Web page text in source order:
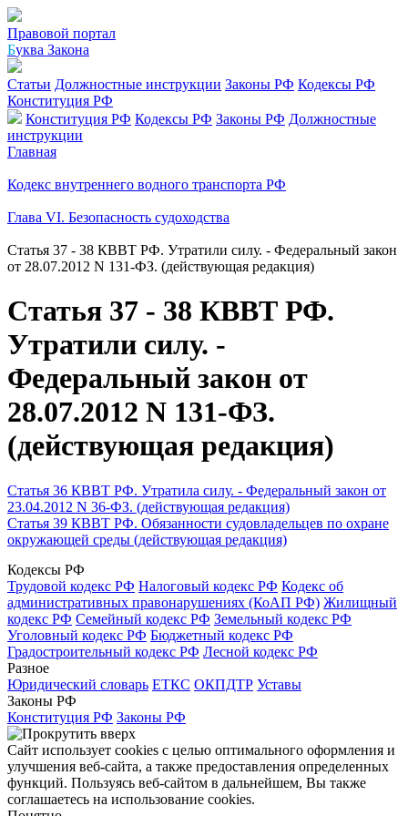
Правовой портал
Буква Закона
Статьи Должностные инструкции Законы РФ Кодексы РФ
Конституция РФ
Конституция РФ Кодексы РФ Законы РФ Должностные
инструкции
Главная
Кодекс внутреннего водного транспорта РФ
Глава VI. Безопасность судоходства
Статья 37 - 38 КВВТ РФ. Утратили силу. - Федеральный закон
от 28.07.2012 N 131-ФЗ. (действующая редакция)
Статья 37 - 38 КВВТ РФ.
Утратили силу. -
Федеральный закон от
28.07.2012 N 131-ФЗ.
(действующая редакция)
Статья 36 КВВТ РФ. Утратила силу. - Федеральный закон от
23.04.2012 N 36-ФЗ. (действующая редакция)
Статья 39 КВВТ РФ. Обязанности судовладельцев по охране
окружающей среды (действующая редакция)
Кодексы РФ
Трудовой кодекс РФ Налоговый кодекс РФ Кодекс об
административных правонарушениях (КоАП РФ) Жилищный
кодекс РФ Семейный кодекс РФ Земельный кодекс РФ
Уголовный кодекс РФ Бюджетный кодекс РФ
Градостроительный кодекс РФ Лесной кодекс РФ
Разное
Юридический словарь ЕТКС ОКПДТР Уставы
Законы РФ
Конституция РФ Законы РФ
Сайт использует cookies с целью оптимального оформления и
улучшения веб-сайта, а также предоставления определенных
функций. Пользуясь веб-сайтом в дальнейшем, Вы также
соглашаетесь на использование cookies.